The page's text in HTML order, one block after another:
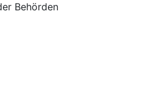
Behörden